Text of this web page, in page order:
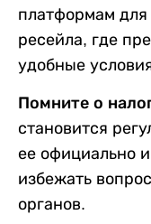
платформам
ресейла, где
удобные
Помните о
становится
ее официально
избежать
органов.